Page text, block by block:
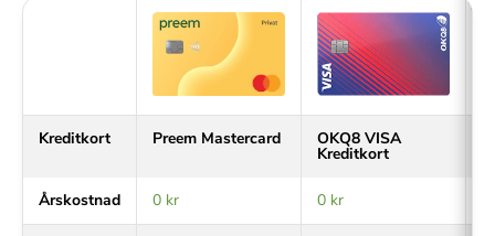
Kreditkort Preem Mastercard OKQ8 VISA
Kreditkort
Årskostnad 0 kr 0 kr